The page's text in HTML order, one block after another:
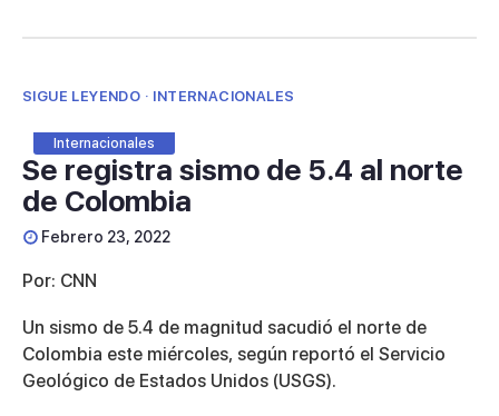
SIGUE LEYENDO · INTERNACIONALES
Internacionales
Se registra sismo de 5.4 al norte
de Colombia
Febrero 23, 2022
Por: CNN
Un sismo de 5.4 de magnitud sacudió el norte de
Colombia este miércoles, según reportó el Servicio
Geológico de Estados Unidos (USGS).